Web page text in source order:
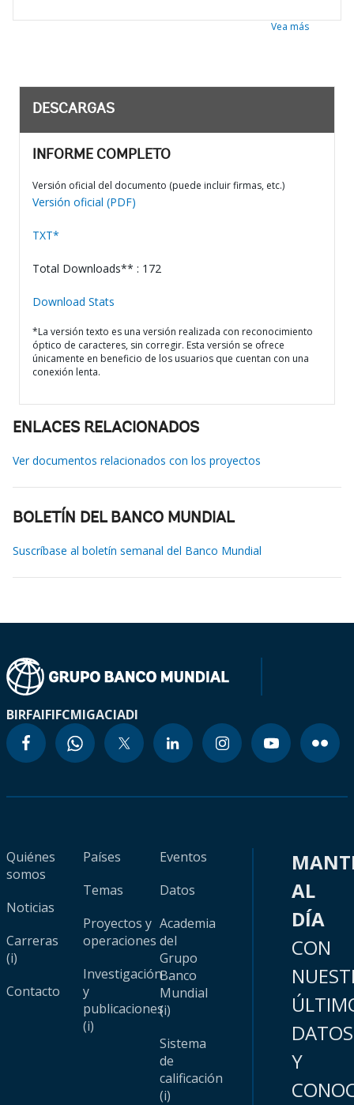
Vea más
DESCARGAS
INFORME COMPLETO
Versión oficial del documento (puede incluir firmas, etc.)
Versión oficial (PDF)
TXT*
Total Downloads** : 172
Download Stats
*La versión texto es una versión realizada con reconocimiento
óptico de caracteres, sin corregir. Esta versión se ofrece
únicamente en beneficio de los usuarios que cuentan con una
conexión lenta.
ENLACES RELACIONADOS
Ver documentos relacionados con los proyectos
BOLETÍN DEL BANCO MUNDIAL
Suscríbase al boletín semanal del Banco Mundial
BIRFAIFIFCMIGACIADI
Quiénes
somos
Noticias
Carreras
(i)
Contacto
Países
Temas
Proyectos y
operaciones
Investigación
y
publicaciones
(i)
Eventos
Datos
Academia
del
Grupo
Banco
Mundial
(i)
Sistema
de
calificación
(i)
AL
DÍA
CON
DATOS
Y